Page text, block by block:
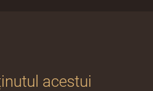
acestui